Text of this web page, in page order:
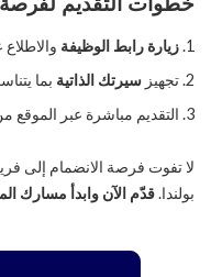
زيارة رابط الوظيفة
تجهيز سيرتك الذاتية بما
التقديم مباشرة عبر الموقع
لا تفوت فرصة الانضمام إلى
بولندا.قدّم الآن وابدأ مسارك